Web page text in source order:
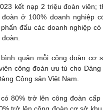
kết nạp 2 triệu đoàn viên;
ở 100% doanh nghiệp
đấu các doanh nghiệp
đoàn.
quân mỗi công đoàn cơ
công đoàn ưu tú cho
Cộng sản Việt Nam.
80% trở lên công đoàn
trở lên công đoàn cơ sở